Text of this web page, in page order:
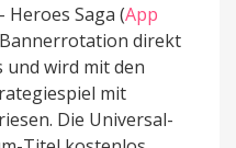
Heroes Saga (App
direkt
und wird mit den
mit
Die Universal-